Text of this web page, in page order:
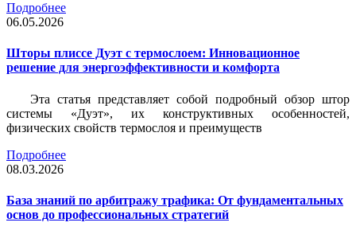
Подробнее
06.05.2026
Шторы плиссе Дуэт с термослоем: Инновационное
решение для энергоэффективности и комфорта
Эта статья представляет собой подробный обзор штор
системы «Дуэт», их конструктивных особенностей,
физических свойств термослоя и преимуществ
Подробнее
08.03.2026
База знаний по арбитражу трафика: От фундаментальных
основ до профессиональных стратегий